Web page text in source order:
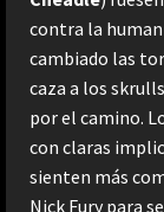
contra la
cambiado las
caza a los
por el camino.
con claras
sienten más
Nick Fury para